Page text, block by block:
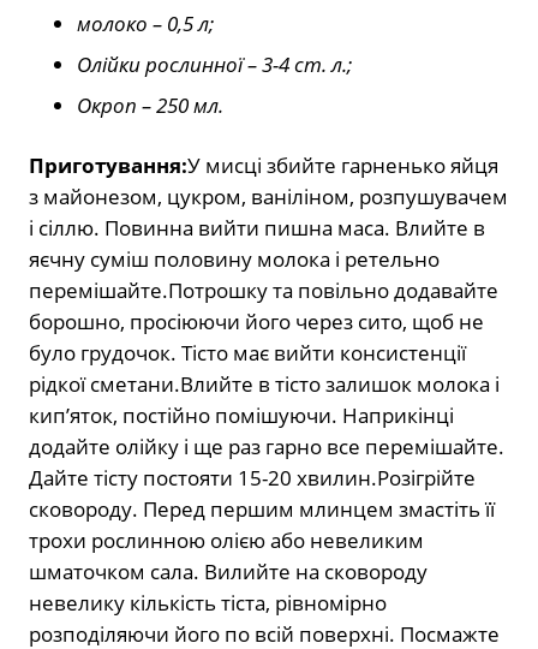
молоко – 0,5 л;
Олійки рослинної – 3-4 ст. л.;
Окроп – 250 мл.
Приготування:У мисці збийте гарненько яйця
з майонезом, цукром, ваніліном, розпушувачем
і сіллю. Повинна вийти пишна маса. Влийте в
яєчну суміш половину молока і ретельно
перемішайте.Потрошку та повільно додавайте
борошно, просіюючи його через сито, щоб не
було грудочок. Тісто має вийти консистенції
рідкої сметани.Влийте в тісто залишок молока і
кип’яток, постійно помішуючи. Наприкінці
додайте олійку і ще раз гарно все перемішайте.
Дайте тісту постояти 15-20 хвилин.Розігрійте
сковороду. Перед першим млинцем змастіть її
трохи рослинною олією або невеликим
шматочком сала. Вилийте на сковороду
невелику кількість тіста, рівномірно
розподіляючи його по всій поверхні. Посмажте